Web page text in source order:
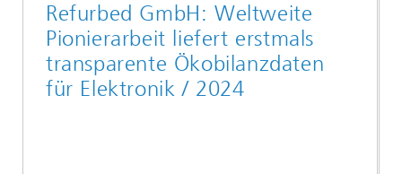
Refurbed GmbH: Weltweite
Pionierarbeit liefert erstmals
transparente Ökobilanzdaten
für Elektronik / 2024